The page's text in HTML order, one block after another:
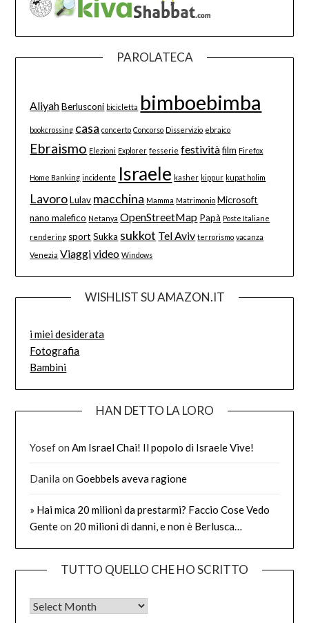
PAROLATECA
Aliyah Berlusconi bicicletta bimboebimba
bookcrossing casa concerto Concorso Disservizio ebraico
Ebraismo Elezioni Explorer fesserie festività film Firefox
Home Banking incidente Israele kasher kippur kupat holim
Lavoro Lulav macchina Mamma Matrimonio Microsoft
nano malefico Netanya OpenStreetMap Papà Poste Italiane
rendering sport Sukka sukkot Tel Aviv terrorismo vacanza
Venezia Viaggivideo Windows
WISHLIST SU AMAZON.IT
i miei desiderata
Fotografia
Bambini
HAN DETTO LA LORO
Yosefon Am Israel Chai! Il popolo di Israele Vive!
Danila onGoebbels aveva ragione
» Hai mica 20 milioni da prestarmi? Faccio Cose Vedo
Genteon 20 milioni di danni, e non è Berlusca…
TUTTO QUELLO CHE HO SCRITTO
Tutto quello che ho scritto